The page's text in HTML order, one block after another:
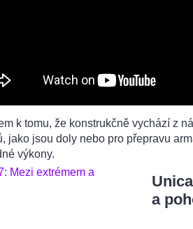
k tomu, že konstrukčně vychází z
jako jsou doly nebo pro přepravu
výkony.
a